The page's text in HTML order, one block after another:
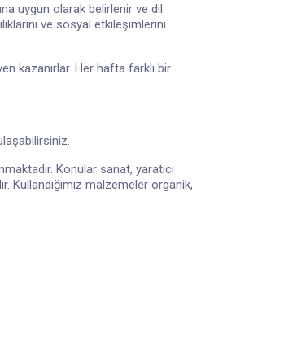
uygun olarak belirlenir ve dil
ve sosyal etkileşimlerini
kazanırlar. Her hafta farklı bir
Konular sanat, yaratıcı
malzemeler organik,